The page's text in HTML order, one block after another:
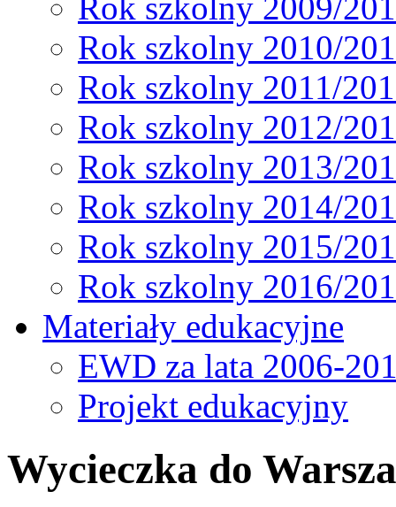
Rok szkolny 2009/
Rok szkolny 2010/
Rok szkolny 2011/
Rok szkolny 2012/
Rok szkolny 2013/
Rok szkolny 2014/
Rok szkolny 2015/
Rok szkolny 2016/
Materiały edukacyjne
EWD za lata 2006-
Projekt edukacyjny
Wycieczka do